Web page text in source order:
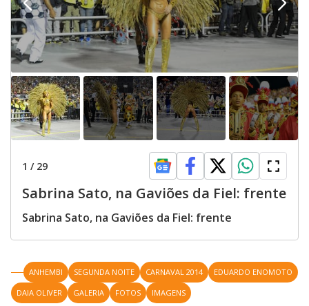
1 / 29
Sabrina Sato, na Gaviões da Fiel: frente
Sabrina Sato, na Gaviões da Fiel: frente
ANHEMBI SEGUNDA NOITE CARNAVAL 2014
EDUARDO ENOMOTO
DAIA OLIVER
GALERIA FOTOS IMAGENS